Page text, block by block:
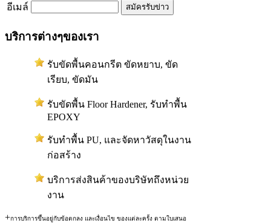
อีเมล์
บริการต่างๆของเรา
รับขัดพื้นคอนกรีต ขัดหยาบ, ขัด
เรียบ, ขัดมัน
รับขัดพื้น Floor Hardener, รับทำพื้น
EPOXY
รับทำพื้น PU, และจัดหาวัสดุในงาน
ก่อสร้าง
บริการส่งสินค้าของบริษัทถึงหน่วย
งาน
+การบริการขึ้นอยู่กับข้อตกลง และเงื่อนไข ของแต่ละครั้ง ตามใบเสนอ